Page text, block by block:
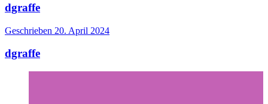
dgraffe
Geschrieben 20. April 2024
dgraffe